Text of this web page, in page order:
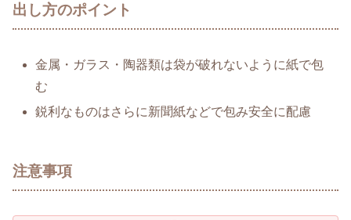
出し方のポイント
金属・ガラス・陶器類は袋が破れないように紙で包
む
鋭利なものはさらに新聞紙などで包み安全に配慮
注意事項